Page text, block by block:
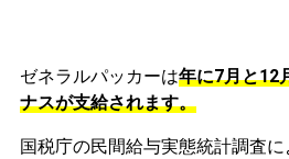
ゼネラルパッカーは年に7月と12
ナスが支給されます。
国税庁の民間給与実態統計調査